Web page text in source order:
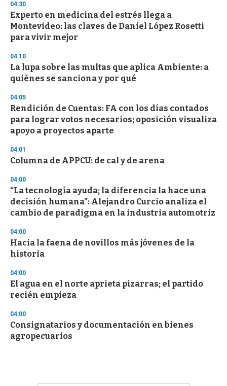
d
s
o
f
3
s
e
c
o
d
s
04:30
Experto en medicina del estrés llega a
Montevideo: las claves de Daniel López Rosetti
para vivir mejor
04:10
La lupa sobre las multas que aplica Ambiente: a
quiénes se sanciona y por qué
04:05
Rendición de Cuentas: FA con los días contados
para lograr votos necesarios; oposición visualiza
apoyo a proyectos aparte
04:01
Columna de APPCU: de cal y de arena
04:00
“La tecnología ayuda; la diferencia la hace una
decisión humana”: Alejandro Curcio analiza el
cambio de paradigma en la industria automotriz
04:00
Hacia la faena de novillos más jóvenes de la
historia
04:00
El agua en el norte aprieta pizarras; el partido
recién empieza
04:00
Consignatarios y documentación en bienes
agropecuarios